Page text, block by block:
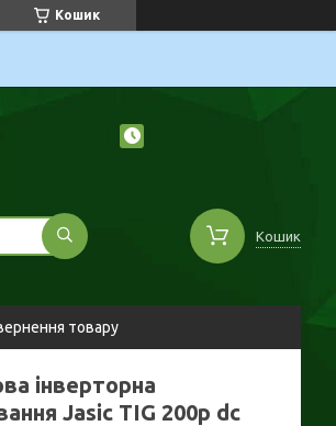
Кошик
Кошик
товару
інверторна
Jasic TIG 200p dc